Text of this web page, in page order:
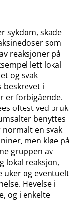
sykdom, skade
som
reaksjoner på
lett lokal
og svak
beskrevet i
er forbigående.
oftest ved bruk
benyttes
normalt en svak
men kløe på
gruppen av
lokal reaksjon,
uker og eventuelt
Hevelse i
og i enkelte